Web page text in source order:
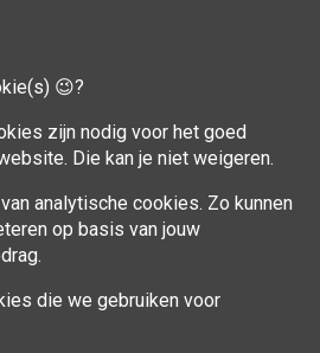
😉?
zijn nodig voor het goed
Die kan je niet weigeren.
analytische cookies. Zo kunnen
op basis van jouw
die we gebruiken voor